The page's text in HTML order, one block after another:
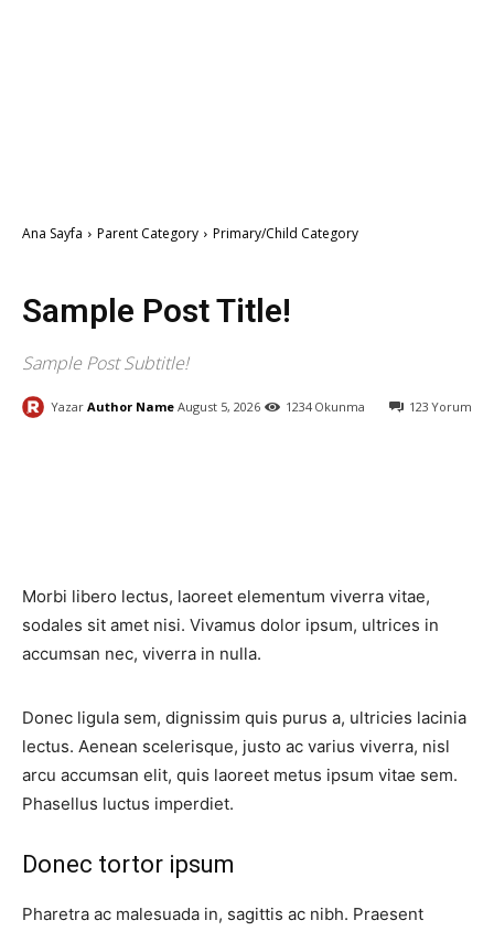
Ana Sayfa Parent Category Primary/Child Category
Sample Post Title!
Sample Post Subtitle!
Yazar Author Name August 5, 2026 123 Yorum
1234 Okunma
Morbi libero lectus, laoreet elementum viverra vitae,
sodales sit amet nisi. Vivamus dolor ipsum, ultrices in
accumsan nec, viverra in nulla.
Donec ligula sem, dignissim quis purus a, ultricies lacinia
lectus. Aenean scelerisque, justo ac varius viverra, nisl
arcu accumsan elit, quis laoreet metus ipsum vitae sem.
Phasellus luctus imperdiet.
Donec tortor ipsum
Pharetra ac malesuada in, sagittis ac nibh. Praesent